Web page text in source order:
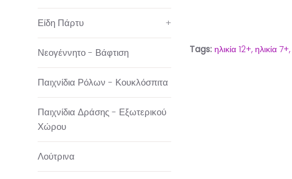
Είδη Πάρτυ +
Νεογέννητο - Βάφτιση
Παιχνίδια Ρόλων - Κουκλόσπιτα
Παιχνίδια Δράσης - Εξωτερικού
Χώρου
Λούτρινα
Tags: ηλικία 12+, ηλικία 7+,